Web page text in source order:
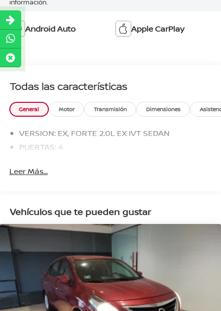
información.
Android Auto Apple CarPlay
Todas las características
General Motor Transmisión Dimensiones
VERSION: EX, FORTE 2.0L EX IVT SEDAN
PUERTAS: 4
Leer Más...
Vehículos que te pueden gustar